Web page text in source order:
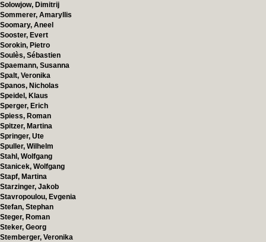
Solowjow, Dimitrij
Sommerer, Amaryllis
Soomary, Aneel
Sooster, Evert
Sorokin, Pietro
Soulès, Sébastien
Spaemann, Susanna
Spalt, Veronika
Spanos, Nicholas
Speidel, Klaus
Sperger, Erich
Spiess, Roman
Spitzer, Martina
Springer, Ute
Spuller, Wilhelm
Stahl, Wolfgang
Stanicek, Wolfgang
Stapf, Martina
Starzinger, Jakob
Stavropoulou, Evgenia
Stefan, Stephan
Steger, Roman
Steker, Georg
Stemberger, Veronika